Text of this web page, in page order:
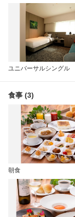
ユニバーサルシングル
食事 (3)
朝食